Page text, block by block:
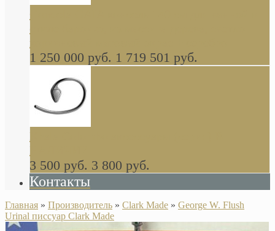
стиле барокко, из массива дерева, светло
коричневый матовый окрас + серебро
1 250 000 руб. 1 719 501 руб.
Khala Colombo аксессуары (серия) В
НАЛИЧИИ
3 500 руб. 3 800 руб.
Контакты
Главная » Производитель » Clark Made » George W. Flush
Urinal писсуар Clark Made